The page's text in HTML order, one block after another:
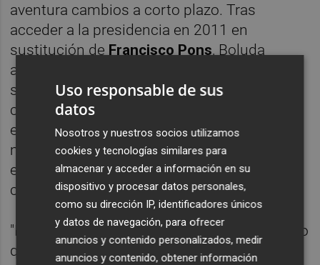
aventura cambios a corto plazo. Tras
acceder a la presidencia en 2011 en
sustitución de Francisco Pons, Boluda
admitió que en ocasiones ha pensado en la
salida. "Me lo he planteado mas de una vez",
confesó, pero tras recordar que en AVE no
existen reglas sobre la duración de los
mandatos, explicó que decidió permanecer
en el cargo porque así se lo pidieron sus
colegas.
"Estaré hasta que lo crean conveniente, salvo
que yo me canse y me vaya", sentenció.
Uso responsable de sus
datos
Nosotros y nuestros socios utilizamos
cookies y tecnologías similares para
almacenar y acceder a información en su
dispositivo y procesar datos personales,
como su dirección IP, identificadores únicos
y datos de navegación, para ofrecer
anuncios y contenido personalizados, medir
anuncios y contenido, obtener información